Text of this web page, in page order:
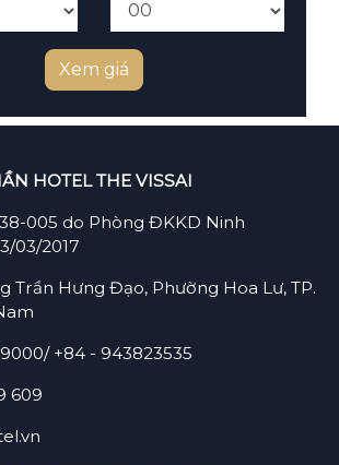
Xem giá
HOTEL THE VISSAI
005 do Phòng ĐKKD Ninh
03/2017
Trần Hưng Đạo, Phường Hoa Lư, TP.
+84 - 943823535
609